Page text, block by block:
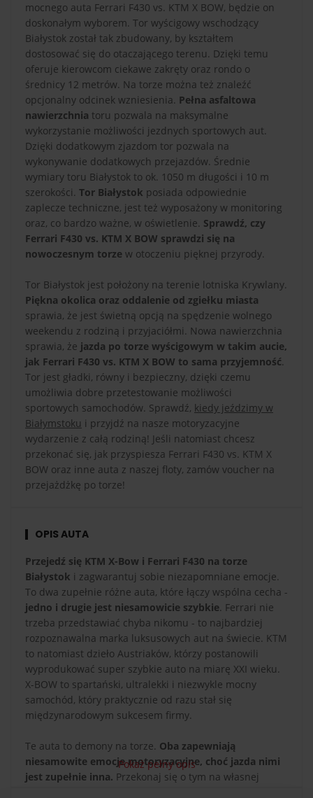
mocnego auta Ferrari F430 vs. KTM X BOW, będzie on
doskonałym wyborem. Tor wyścigowy wschodzący
Białystok został tak zbudowany, by kształtem
dostosować się do otaczającego terenu. Dzięki temu
oferuje kierowcom ciekawe zakręty oraz rondo o
średnicy 12 metrów. Na torze można też znaleźć
opcjonalny odcinek wzniesienia. Pełna asfaltowa
nawierzchnia toru pozwala na maksymalne
wykorzystanie możliwości jezdnych sportowych aut.
Dzięki dodatkowym zjazdom tor pozwala na
wykonywanie dodatkowych przejazdów. Średnie
wymiary toru Białystok to ok. 1050 m długości i 10 m
szerokości. Tor Białystok posiada odpowiednie
zaplecze techniczne, jest też wyposażony w monitoring
oraz, co bardzo ważne, w oświetlenie. Sprawdź, czy
Ferrari F430 vs. KTM X BOW sprawdzi się na
nowoczesnym torze w otoczeniu pięknej przyrody.
Tor Białystok jest położony na terenie lotniska Krywlany.
Piękna okolica oraz oddalenie od zgiełku miasta
sprawia, że jest świetną opcją na spędzenie wolnego
weekendu z rodziną i przyjaciółmi. Nowa nawierzchnia
sprawia, że jazda po torze wyścigowym w takim aucie,
jak Ferrari F430 vs. KTM X BOW to sama przyjemność.
Tor jest gładki, równy i bezpieczny, dzięki czemu
umożliwia dobre przetestowanie możliwości
sportowych samochodów. Sprawdź, kiedy jeździmy w
Białymstoku i przyjdź na nasze motoryzacyjne
wydarzenie z całą rodziną! Jeśli natomiast chcesz
przekonać się, jak przyspiesza Ferrari F430 vs. KTM X
BOW oraz inne auta z naszej floty, zamów voucher na
przejażdżkę po torze!
OPIS AUTA
Przejedź się KTM X-Bow i Ferrari F430 na torze
Białystok i zagwarantuj sobie niezapomniane emocje.
To dwa zupełnie różne auta, które łączy wspólna cecha -
jedno i drugie jest niesamowicie szybkie. Ferrari nie
trzeba przedstawiać chyba nikomu - to najbardziej
rozpoznawalna marka luksusowych aut na świecie. KTM
to natomiast dzieło Austriaków, którzy postanowili
wyprodukować super szybkie auto na miarę XXI wieku.
X-BOW to spartański, ultralekki i niezwykle mocny
samochód, który praktycznie od razu stał się
międzynarodowym sukcesem firmy.
Te auta to demony na torze. Oba zapewniają
niesamowite emocje motoryzacyjne, choć jazda nimi
jest zupełnie inna. Przekonaj się o tym na własnej
Pokaż pełny opis